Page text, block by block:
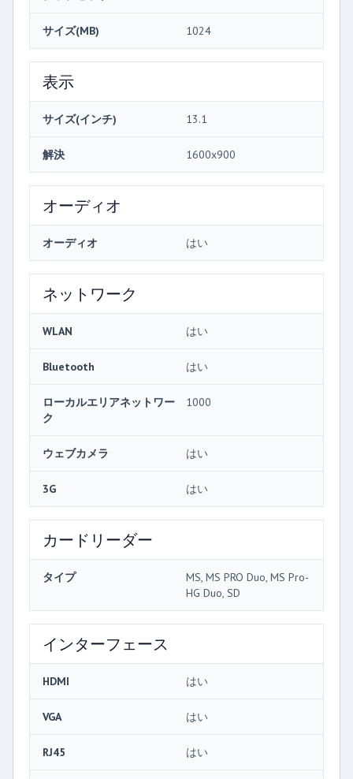
サイズ(MB) 1024
表示
サイズ(インチ) 13.1
解決 1600x900
オーディオ
オーディオ はい
ネットワーク
WLAN はい
Bluetooth はい
ローカルエリアネットワー
ク
1000
ウェブカメラ はい
3G はい
カードリーダー
タイプ
MS, MS PRO Duo, MS Pro-
HG Duo, SD
インターフェース
HDMI はい
VGA はい
RJ45 はい